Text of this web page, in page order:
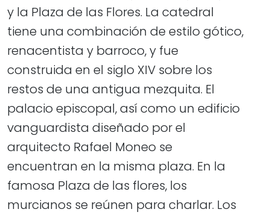
y la Plaza de las Flores. La catedral
tiene una combinación de estilo gótico,
renacentista y barroco, y fue
construida en el siglo XIV sobre los
restos de una antigua mezquita. El
palacio episcopal, así como un edificio
vanguardista diseñado por el
arquitecto Rafael Moneo se
encuentran en la misma plaza. En la
famosa Plaza de las flores, los
murcianos se reúnen para charlar. Los